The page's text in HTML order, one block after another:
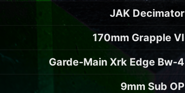
JAK Decimator
170mm Grapple VI
Garde-Main Xrk Edge Bw-4
9mm Sub OP